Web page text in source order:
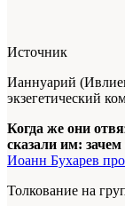
Источник
Ианнуарий
экзегетический
Когда же они
сказали им:
Иоанн Бухарев
Толкование на